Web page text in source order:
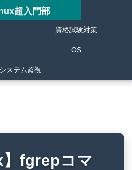
超入門部
資格試験対策
OS
システム監視
】fgrepコマ